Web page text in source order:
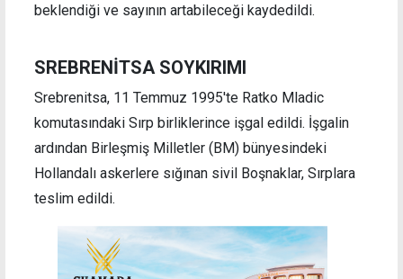
beklendiği ve sayının artabileceği kaydedildi.
SREBRENİTSA SOYKIRIMI
Srebrenitsa, 11 Temmuz 1995'te Ratko Mladic
komutasındaki Sırp birliklerince işgal edildi. İşgalin
ardından Birleşmiş Milletler (BM) bünyesindeki
Hollandalı askerlere sığınan sivil Boşnaklar, Sırplara
teslim edildi.